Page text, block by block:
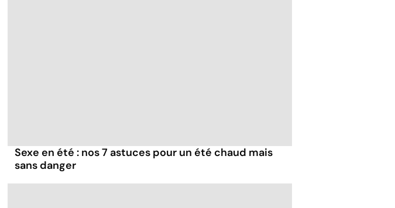
Sexe en été : nos 7 astuces pour un été chaud mais
sans danger